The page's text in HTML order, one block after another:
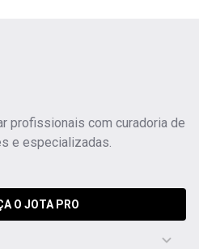
profissionais com curadoria de
e especializadas.
O JOTA PRO